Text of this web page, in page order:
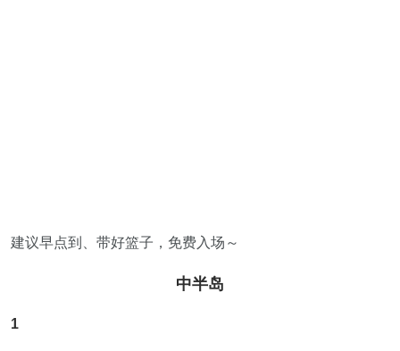
建议早点到、带好篮子，免费入场～
中半岛
1